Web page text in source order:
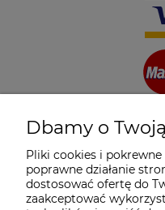
Dbamy o
Pliki cookies i
poprawne działanie
dostosować ofertę do
zaakceptować